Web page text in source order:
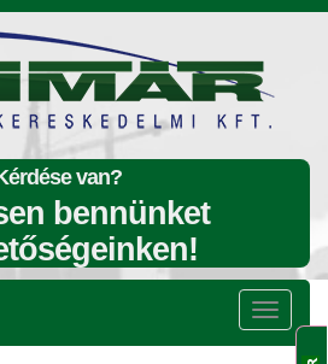
van?
bennünket
Menü